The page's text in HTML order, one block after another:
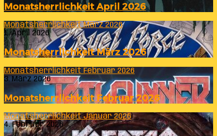
Monatsherrlichkeit April 2026
Monatsherrlichkeit März 2026
1. April 2026
Monatsherrlichkeit März 2026
Monatsherrlichkeit Februar 2026
3. März 2026
Monatsherrlichkeit Februar 2026
Monatsherrlichkeit Januar 2026
4. Februar 2026